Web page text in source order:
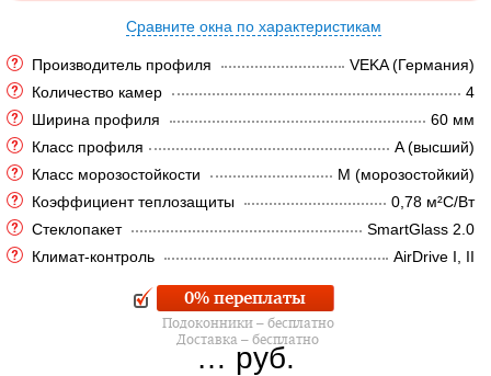
Сравните окна по характеристикам
Производитель профиля
VEKA (Германия)
Количество камер
4
Ширина профиля
60 мм
Класс профиля
A (высший)
Класс морозостойкости
M (морозостойкий)
Коэффициент теплозащиты
0,78 м²C/Вт
Стеклопакет
SmartGlass 2.0
Климат-контроль
AirDrive I, II
0% переплаты
Подоконники – бесплатно
Доставка – бесплатно
… руб.